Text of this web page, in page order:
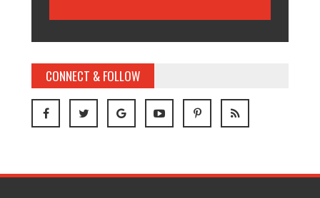
CONNECT & FOLLOW